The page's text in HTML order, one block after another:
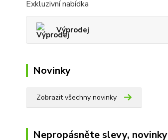
Exkluzivní nabídka
Výprodej
Novinky
Zobrazit všechny novinky
Nepropásněte slevy, novinky